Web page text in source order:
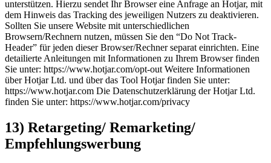
unterstützen. Hierzu sendet Ihr Browser eine Anfrage an Hotjar, mit
dem Hinweis das Tracking des jeweiligen Nutzers zu deaktivieren.
Sollten Sie unsere Website mit unterschiedlichen
Browsern/Rechnern nutzen, müssen Sie den “Do Not Track-
Header” für jeden dieser Browser/Rechner separat einrichten. Eine
detailierte Anleitungen mit Informationen zu Ihrem Browser finden
Sie unter: https://www.hotjar.com/opt-out Weitere Informationen
über Hotjar Ltd. und über das Tool Hotjar finden Sie unter:
https://www.hotjar.com Die Datenschutzerklärung der Hotjar Ltd.
finden Sie unter: https://www.hotjar.com/privacy
13) Retargeting/ Remarketing/
Empfehlungswerbung